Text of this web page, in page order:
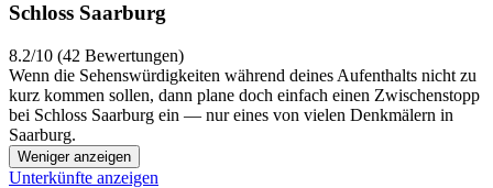
Schloss Saarburg
8.2/10 (42 Bewertungen)
Wenn die Sehenswürdigkeiten während deines Aufenthalts nicht zu
kurz kommen sollen, dann plane doch einfach einen Zwischenstopp
bei Schloss Saarburg ein — nur eines von vielen Denkmälern in
Saarburg.
Weniger anzeigen
Unterkünfte anzeigen